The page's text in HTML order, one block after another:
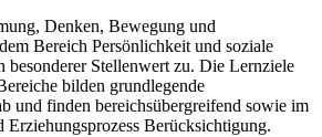
Denken, Bewegung und
Bereich Persönlichkeit und soziale
besonderer Stellenwert zu. Die Lernziele
bilden grundlegende
und finden bereichsübergreifend sowie im
Erziehungsprozess Berücksichtigung.